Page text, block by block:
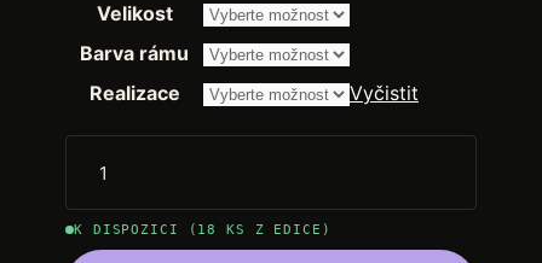
14.200 Kč
Velikost
Barva rámu
Realizace
Vyčistit
K DISPOZICI (18 KS Z EDICE)